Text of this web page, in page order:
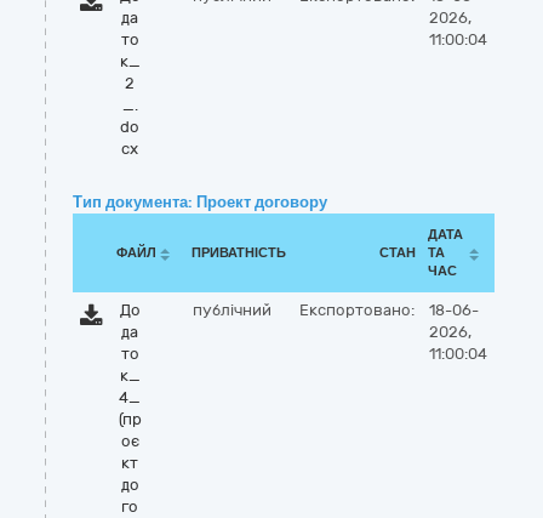
да
то
к_
2
_.
do
cx
2026,
11:00:04
Тип документа: Проект договору
ФАЙЛ ПРИВАТНІСТЬ СТАН
ДАТА
ТА
ЧАС
До
да
то
к_
4_
(пр
оє
кт
до
го
публічний Експортовано:
18-06-
2026,
11:00:04